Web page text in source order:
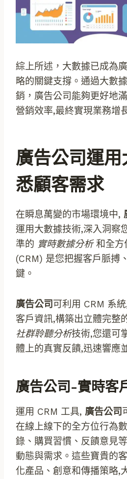
綜上所述，大數據已成為
略的關鍵支撐。通過大數
銷，廣告公司能夠更好地
營銷效率,最終實現業務增
廣告公司運用
悉顧客需求
在瞬息萬變的市場環境中,
運用大數據技術,深入洞察
準的 實時數據分析和全方
(CRM) 是您把握客戶脈搏
鍵。
廣告公司可利用 CRM 系
客戶資訊,構築出立體完整
社群聆聽分析技術,您還可
體上的真實反饋,迅速響應
廣告公司-實時客
運用 CRM 工具, 廣告公司
在線上線下的全方位行為
錄、購買習慣、反饋意見
動態與需求。這些寶貴的
化產品、創意和傳播策略,